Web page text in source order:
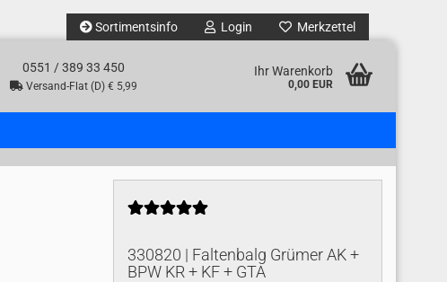
Sortimentsinfo Login Merkzettel
0551 / 389 33 450
Versand-Flat (D) € 5,99
Ihr Warenkorb
0,00 EUR
330820 | Faltenbalg Grümer AK +
BPW KR + KF + GTA